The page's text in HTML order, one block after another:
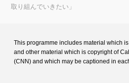
取り組んでいきたい」
This programme includes material which
and other material which is copyright of
(CNN) and which may be captioned in